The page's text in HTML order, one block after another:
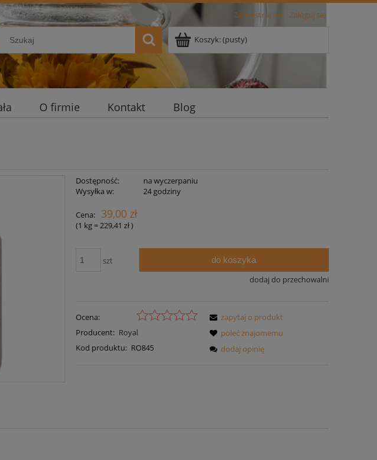
Zarejestruj się Zaloguj się
Koszyk:(pusty)
O firmie Kontakt Blog
Dostępność:
na wyczerpaniu
Wysyłka w:
24 godziny
Cena: 39,00 zł
(1 kg=229,41 zł)
szt do koszyka
dodaj do przechowalni
Ocena:
Producent: Royal
Kod produktu: RO845
zapytaj o produkt
poleć znajomemu
dodaj opinię